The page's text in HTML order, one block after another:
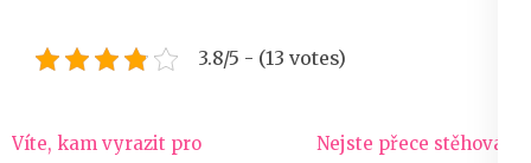
3.8/5 - (13 votes)
Navigace
Víte, kam vyrazit pro
Nejste přece stěhováci